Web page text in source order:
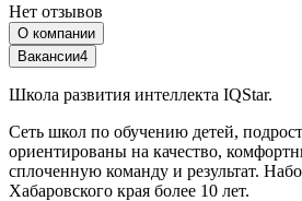
Нет отзывов
О компании
Вакансии4
Школа развития интеллекта IQStar.
Cеть школ по обучению детей,
ориентированы на качество,
сплоченную команду и результат.
Хабаровского края более 10 лет.